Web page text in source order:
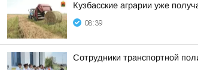
Кузбасские аграрии уже
08:39
Сотрудники транспортной